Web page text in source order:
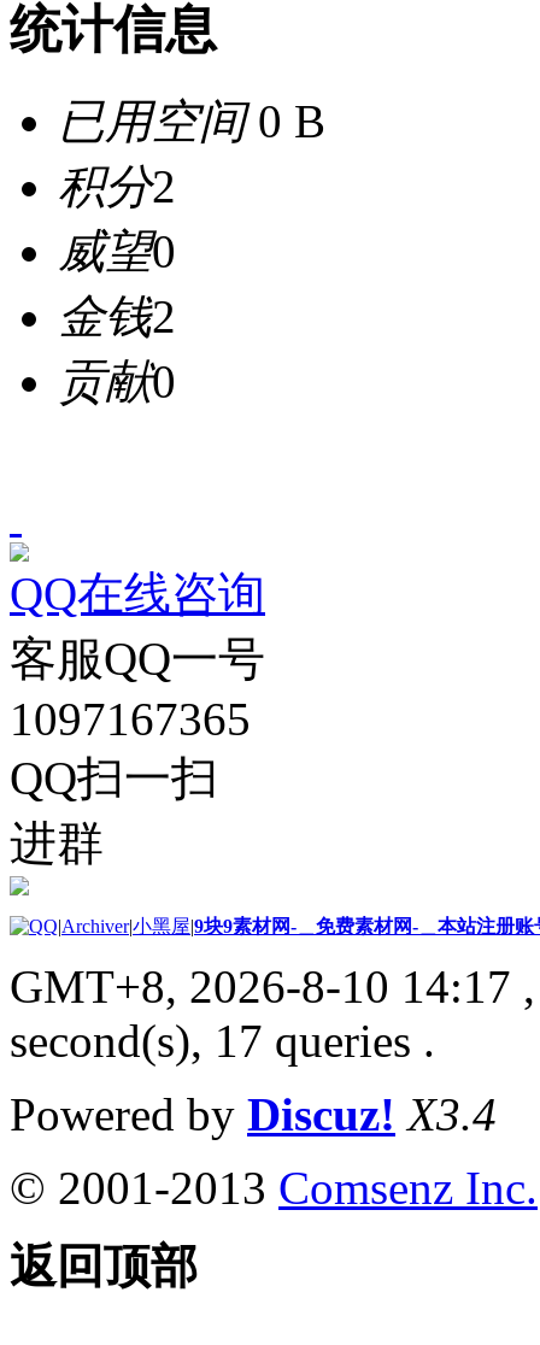
统计信息
已用空间0 B
积分2
威望0
金钱2
贡献0
QQ在线咨询
客服QQ一号
1097167365
QQ扫一扫
进群
|Archiver|小黑屋|9块9素材网-＿免费素材网-＿本站注册账
GMT+8, 2026-8-10 14:17
second(s), 17 queries .
Powered by Discuz! X3.4
© 2001-2013 Comsenz Inc.
返回顶部